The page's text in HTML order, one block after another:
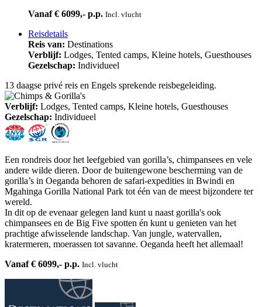
Vanaf € 6099,- p.p. Incl. vlucht
Reisdetails
Reis van: Destinations
Verblijf: Lodges, Tented camps, Kleine hotels, Guesthouses
Gezelschap: Individueel
13 daagse privé reis en Engels sprekende reisbegeleiding.
Verblijf: Lodges, Tented camps, Kleine hotels, Guesthouses
Gezelschap: Individueel
Een rondreis door het leefgebied van gorilla’s, chimpansees en vele
andere wilde dieren. Door de buitengewone bescherming van de
gorilla’s in Oeganda behoren de safari-expedities in Bwindi en
Mgahinga Gorilla National Park tot één van de meest bijzondere ter
wereld.
In dit op de evenaar gelegen land kunt u naast gorilla's ook
chimpansees en de Big Five spotten én kunt u genieten van het
prachtige afwisselende landschap. Van jungle, watervallen,
kratermeren, moerassen tot savanne. Oeganda heeft het allemaal!
Vanaf € 6099,- p.p. Incl. vlucht